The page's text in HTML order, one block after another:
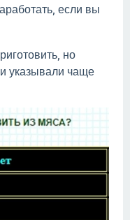
если вы
но
указывали чаще